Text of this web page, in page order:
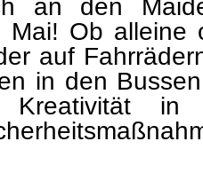
an den
Mai! Ob alleine
auf
in den
Kreativität